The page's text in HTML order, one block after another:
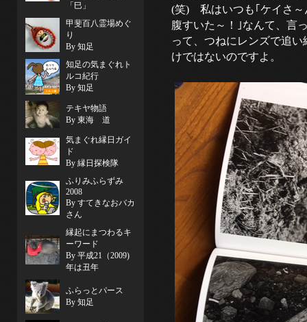
(笑) 私はいつも｢ケイさ～
腹すいた～！｣なんて、言
って、つねにレンズで追
けではないのですよ。
「巳」
甲斐百八霊場めぐ
り
By 知足
知足の気まぐれト
ルコ紀行
By 知足
テキヤ物語
By 東海 道
気まぐれ縁日ガイ
ド
By 縁日探検隊
ふりみふらずみ
2008
By すてきなおバカ
さん
縁起にまつわるキ
ーワード
By 平成21（2009)
年は丑年
ふらっとパース
By 知足